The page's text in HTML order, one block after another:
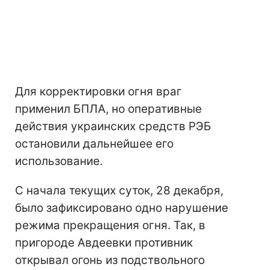
Для корректировки огня враг
применил БПЛА, но оперативные
действия украинских средств РЭБ
остановили дальнейшее его
использование.
С начала текущих суток, 28 декабря,
было зафиксировано одно нарушение
режима прекращения огня. Так, в
пригороде Авдеевки противник
открывал огонь из подствольного